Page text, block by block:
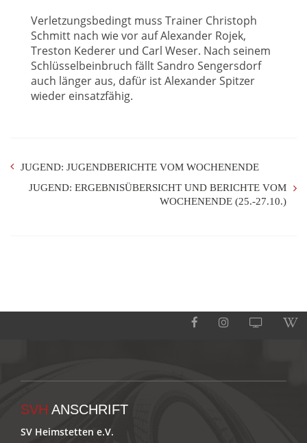
Verletzungsbedingt muss Trainer Christoph
Schmitt nach wie vor auf Alexander Rojek,
Treston Kederer und Carl Weser. Nach seinem
Schlüsselbeinbruch fällt Sandro Sengersdorf
auch länger aus, dafür ist Alexander Spitzer
wieder einsatzfähig.
JUGEND: JUGENDBERICHTE VOM WOCHENENDE
JUGEND: ERGEBNISÜBERSICHT UND BERICHTE VOM
WOCHENENDE (25.-27.10.)
SVH ANSCHRIFT
SV Heimstetten e.V.